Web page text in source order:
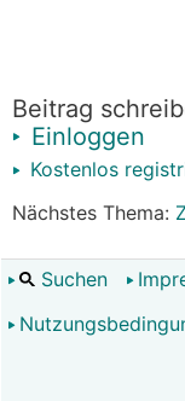
Beitrag
Einloggen
Kostenlos
Nächstes Thema:
Suchen